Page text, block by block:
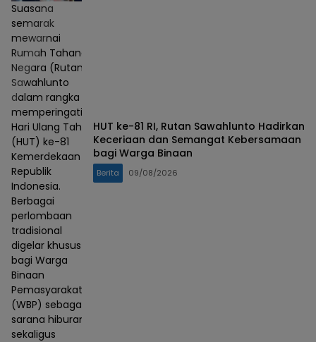
Suasana
semarak
mewarnai
Rumah Tahanan
Negara (Rutan)
Sawahlunto
dalam rangka
memperingati
Hari Ulang Tahun
(HUT) ke-81
Kemerdekaan
Republik
Indonesia.
Berbagai
perlombaan
tradisional
digelar khusus
bagi Warga
Binaan
Pemasyarakatan
(WBP) sebagai
sarana hiburan
sekaligus
HUT ke-81 RI, Rutan Sawahlunto Hadirkan
Keceriaan dan Semangat Kebersamaan
bagi Warga Binaan
Berita 09/08/2026